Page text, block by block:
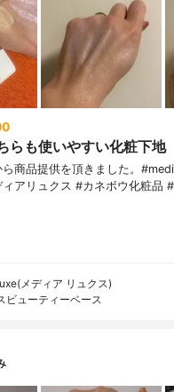
らも使いやすい化粧下地
商品提供を頂きました。
アリュクス #カネボウ化粧品
メディア リュクス)
ビューティーベース